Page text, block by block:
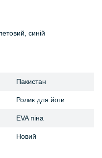
синій
Пакистан
Ролик для йоги
EVA піна
Новий